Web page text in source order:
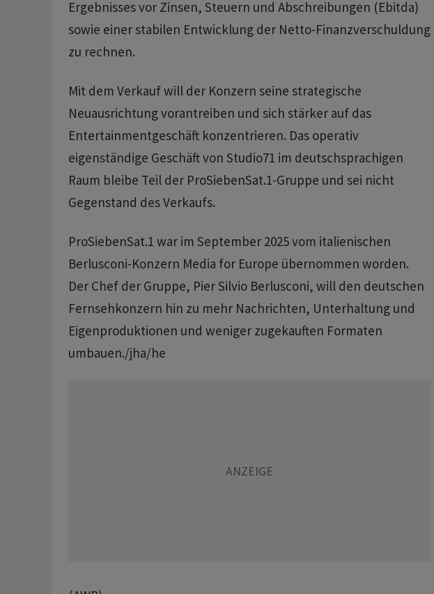
Ergebnisses vor Zinsen, Steuern und Abschreibungen (Ebitda)
sowie einer stabilen Entwicklung der Netto-Finanzverschuldung
zu rechnen.
Mit dem Verkauf will der Konzern seine strategische
Neuausrichtung vorantreiben und sich stärker auf das
Entertainmentgeschäft konzentrieren. Das operativ
eigenständige Geschäft von Studio71 im deutschsprachigen
Raum bleibe Teil der ProSiebenSat.1-Gruppe und sei nicht
Gegenstand des Verkaufs.
ProSiebenSat.1 war im September 2025 vom italienischen
Berlusconi-Konzern Media for Europe übernommen worden.
Der Chef der Gruppe, Pier Silvio Berlusconi, will den deutschen
Fernsehkonzern hin zu mehr Nachrichten, Unterhaltung und
Eigenproduktionen und weniger zugekauften Formaten
umbauen./jha/he